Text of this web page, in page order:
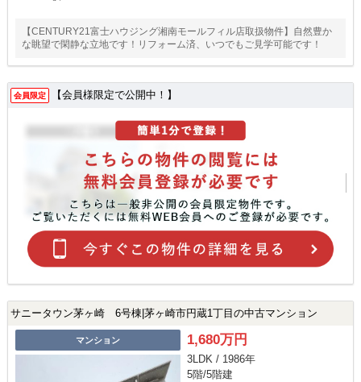
【CENTURY21富士ハウジング湘南モールフィル店取扱物件】自然豊か
な眺望で閑静な立地です！リフォーム済、いつでもご見学可能です！
会員限定 【会員様限定で公開中！】
サニータウン茅ヶ崎 6号棟|茅ヶ崎市円蔵1丁目の中古マンション
マンション 1,680万円
3LDK / 1986年
5階/5階建